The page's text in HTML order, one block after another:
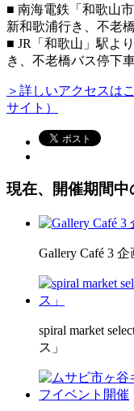
■ 南海電鉄「和歌山
新和歌浦行き、不老
■ JR「和歌山」駅よ
き、不老橋バス停下車
＞詳しいアクセスは
サイト）
現在、開催期間中
Gallery Café 3
spiral market
ス」